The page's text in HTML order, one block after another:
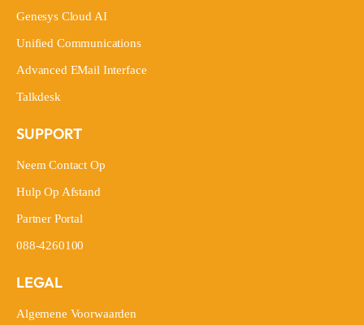
Genesys Cloud AI
Unified Communications
Advanced EMail Interface
Talkdesk
SUPPORT
Neem Contact Op
Hulp Op Afstand
Partner Portal
088-4260100
LEGAL
Algemene Voorwaarden